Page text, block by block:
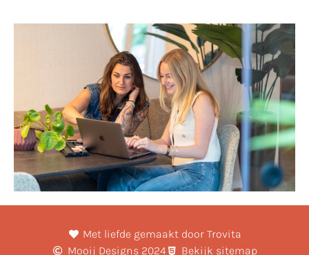
Met liefde gemaakt door Trovita
Mooij Designs 2024
Bekijk sitemap